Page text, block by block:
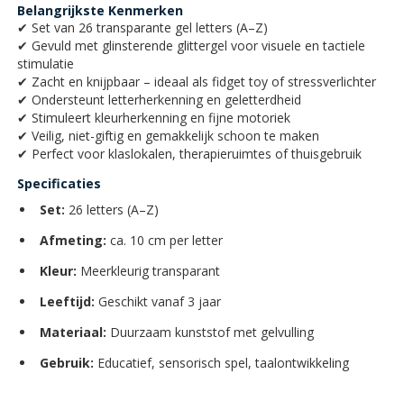
Belangrijkste Kenmerken
✔ Set van 26 transparante gel letters (A–Z)
✔ Gevuld met glinsterende glittergel voor visuele en tactiele
stimulatie
✔ Zacht en knijpbaar – ideaal als fidget toy of stressverlichter
✔ Ondersteunt letterherkenning en geletterdheid
✔ Stimuleert kleurherkenning en fijne motoriek
✔ Veilig, niet-giftig en gemakkelijk schoon te maken
✔ Perfect voor klaslokalen, therapieruimtes of thuisgebruik
Specificaties
Set: 26 letters (A–Z)
Afmeting: ca. 10 cm per letter
Kleur: Meerkleurig transparant
Leeftijd: Geschikt vanaf 3 jaar
Materiaal: Duurzaam kunststof met gelvulling
Gebruik: Educatief, sensorisch spel, taalontwikkeling